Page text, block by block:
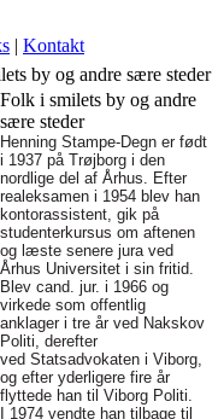
| Kontakt
by og andre sære steder
Folk i smilets by og andre
sære steder
Henning Stampe-Degn er født
i 1937 på Trøjborg i den
nordlige del af Århus. Efter
realeksamen i 1954 blev han
kontorassistent, gik på
studenterkursus om aftenen
og læste senere jura ved
Århus Universitet i sin fritid.
Blev cand. jur. i 1966 og
virkede som offentlig
anklager i tre år ved Nakskov
Politi, derefter
ved Statsadvokaten i Viborg,
og efter yderligere fire år
flyttede han til Viborg Politi.
I 1974 vendte han tilbage til